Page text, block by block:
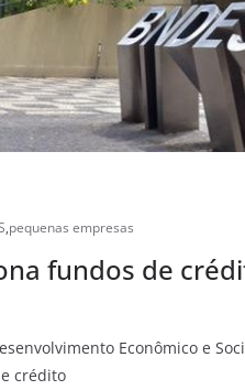
,pequenas empresas
fundos de
Econômico e
crédito